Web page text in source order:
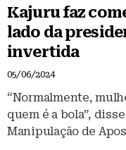
Kajuru faz
lado da
invertida
05/06/2024
“Normalmente,
quem é a bola”,
Manipulação de